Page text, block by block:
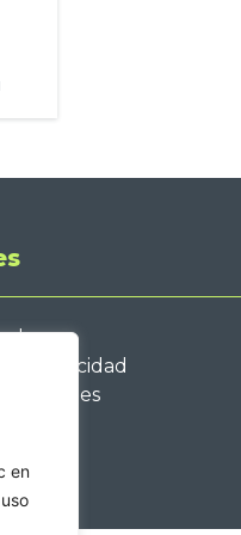
en
privacidad
cookies